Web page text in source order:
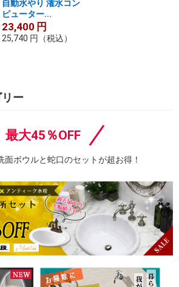
自動水やり 潅水コン
ピューター...
23,400 円
25,740 円 （税込）
ー
最大45％OFF
面ボウルと蛇口のセットが超お得！